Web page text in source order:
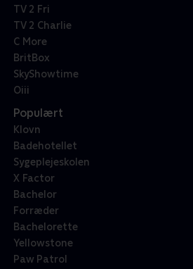
TV 2 Fri
TV 2 Charlie
C More
BritBox
SkyShowtime
Oiii
Populært
Klovn
Badehotellet
Sygeplejeskolen
X Factor
Bachelor
Forræder
Bachelorette
Yellowstone
Paw Patrol